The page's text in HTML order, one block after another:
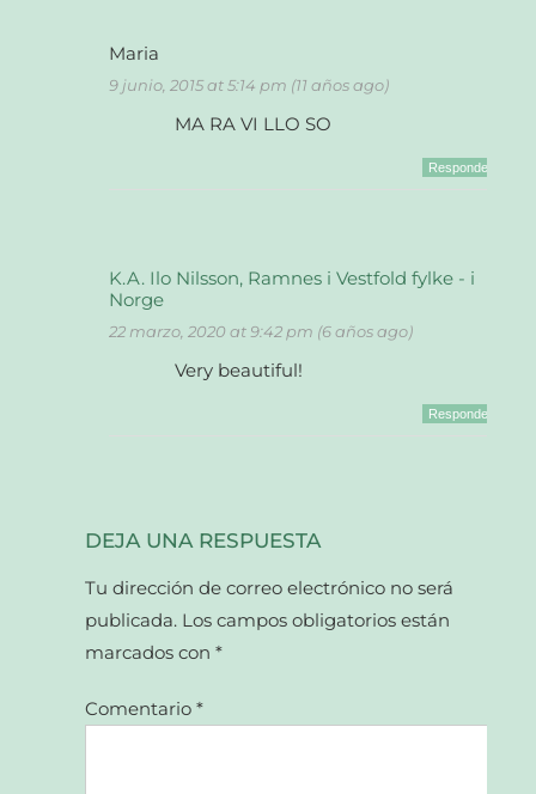
Maria
9 junio, 2015 at 5:14 pm (11 años ago)
MA RA VI LLO SO
Responder
K.A. Ilo Nilsson, Ramnes i Vestfold fylke - i
Norge
22 marzo, 2020 at 9:42 pm (6 años ago)
Very beautiful!
Responder
DEJA UNA RESPUESTA
Tu dirección de correo electrónico no será
publicada. Los campos obligatorios están
marcados con*
Comentario*